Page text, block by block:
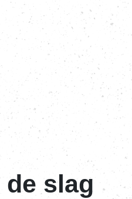
de slag